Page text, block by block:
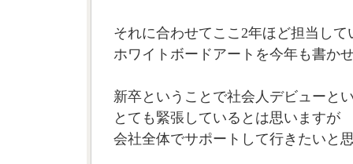
それに合わせてここ2年ほど担当して
ホワイトボードアートを今年も書か
新卒ということで社会人デビューと
とても緊張しているとは思いますが
会社全体でサポートして行きたいと